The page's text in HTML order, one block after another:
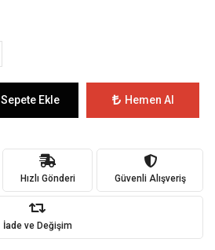
Sepete Ekle Hemen Al
Hızlı Gönderi Güvenli Alışveriş
İade ve Değişim